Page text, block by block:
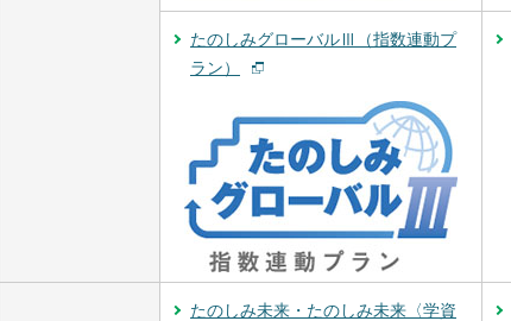
たのしみグローバルⅢ（指数連動プ
ラン）
たのしみ未来・たのしみ未来〈学資